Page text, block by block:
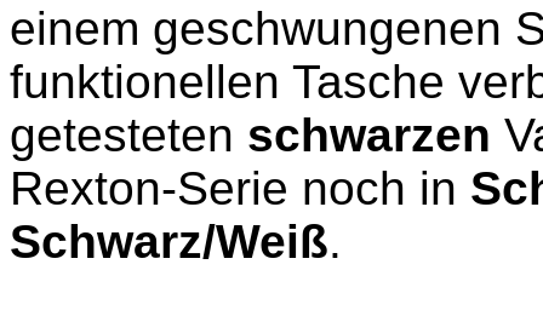
einem geschwungenen
funktionellen Tasche
getesteten schwarzen
Rexton-Serie noch in
Schwarz/Weiß.